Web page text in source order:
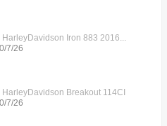
Iron 883 2016...
7/26
Breakout 114CI
7/26